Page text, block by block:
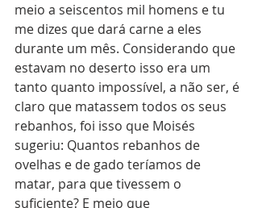
meio a seiscentos mil homens e tu
me dizes que dará carne a eles
durante um mês. Considerando que
estavam no deserto isso era um
tanto quanto impossível, a não ser, é
claro que matassem todos os seus
rebanhos, foi isso que Moisés
sugeriu: Quantos rebanhos de
ovelhas e de gado teríamos de
matar, para que tivessem o
suficiente? E meio que